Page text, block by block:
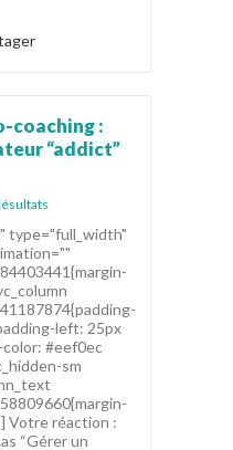
coaching :
“addict”
type="full_width"
left: 25px
#eef0ec
sm
Votre réaction :
“Gérer un